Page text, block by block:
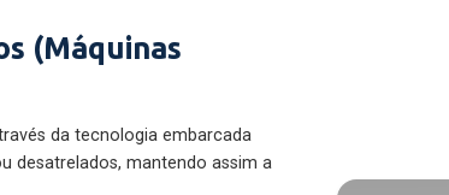
(Máquinas
da tecnologia embarcada
desatrelados, mantendo assim a